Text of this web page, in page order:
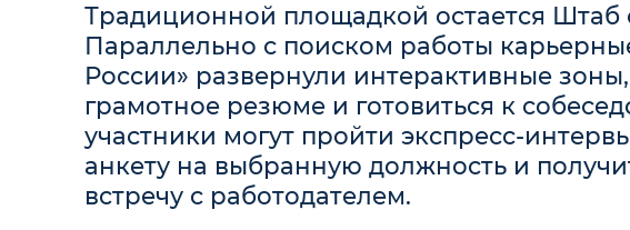
Традиционной площадкой остается
Параллельно с поиском работы
России» развернули интерактивные
грамотное резюме и готовиться к
участники могут пройти экспресс-
анкету на выбранную должность и
встречу с работодателем.